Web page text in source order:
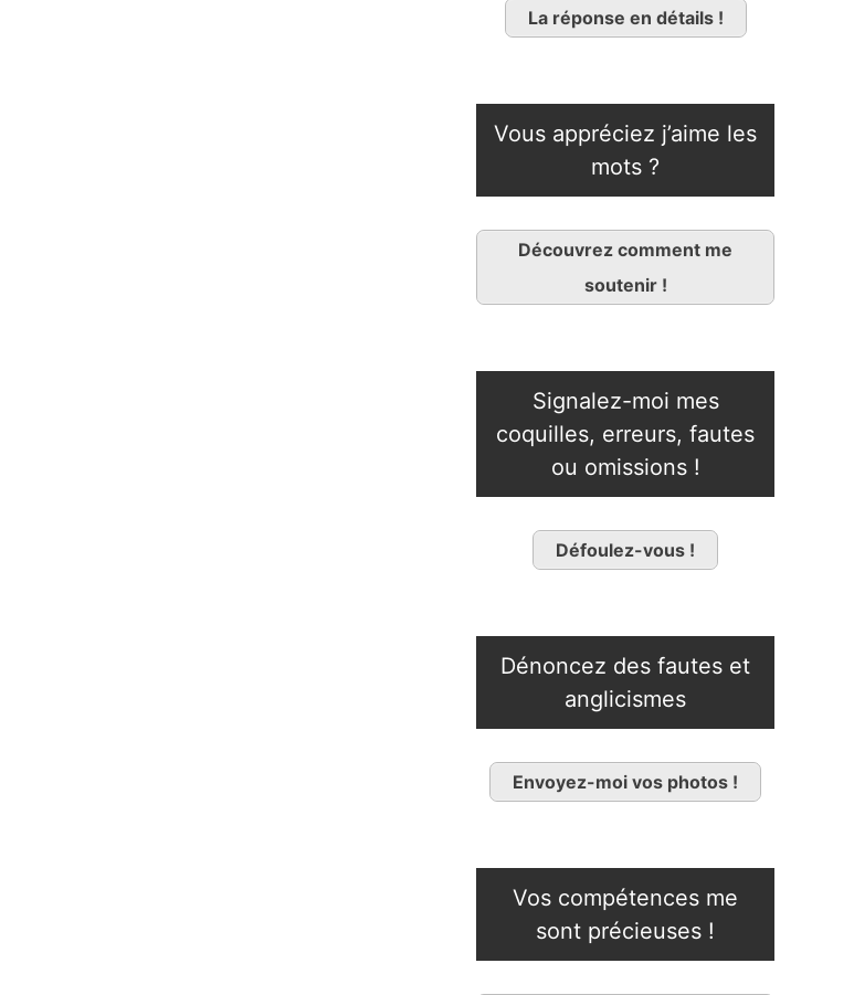
La réponse en détails !
Vous appréciez j’aime les
mots ?
Découvrez comment me
soutenir !
Signalez-moi mes
coquilles, erreurs, fautes
ou omissions !
Défoulez-vous !
Dénoncez des fautes et
anglicismes
Envoyez-moi vos photos !
Vos compétences me
sont précieuses !